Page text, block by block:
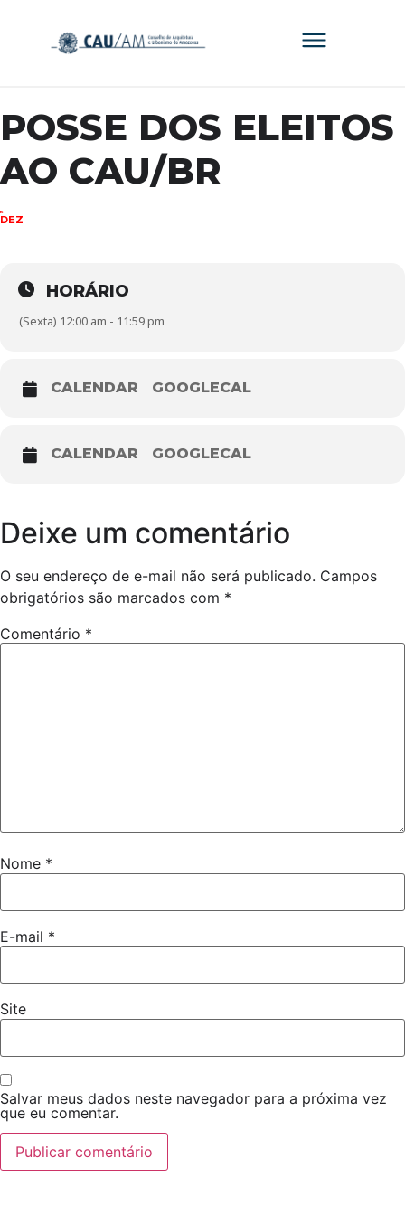
POSSE DOS ELEITOS
AO CAU/BR
15
DEZ
HORÁRIO
(Sexta) 12:00 am - 11:59 pm
CALENDAR GOOGLECAL
CALENDAR GOOGLECAL
Deixe um comentário
O seu endereço de e-mail não será publicado. Campos
obrigatórios são marcados com *
Comentário *
Nome *
E-mail *
Site
Salvar meus dados neste navegador para a próxima vez
que eu comentar.